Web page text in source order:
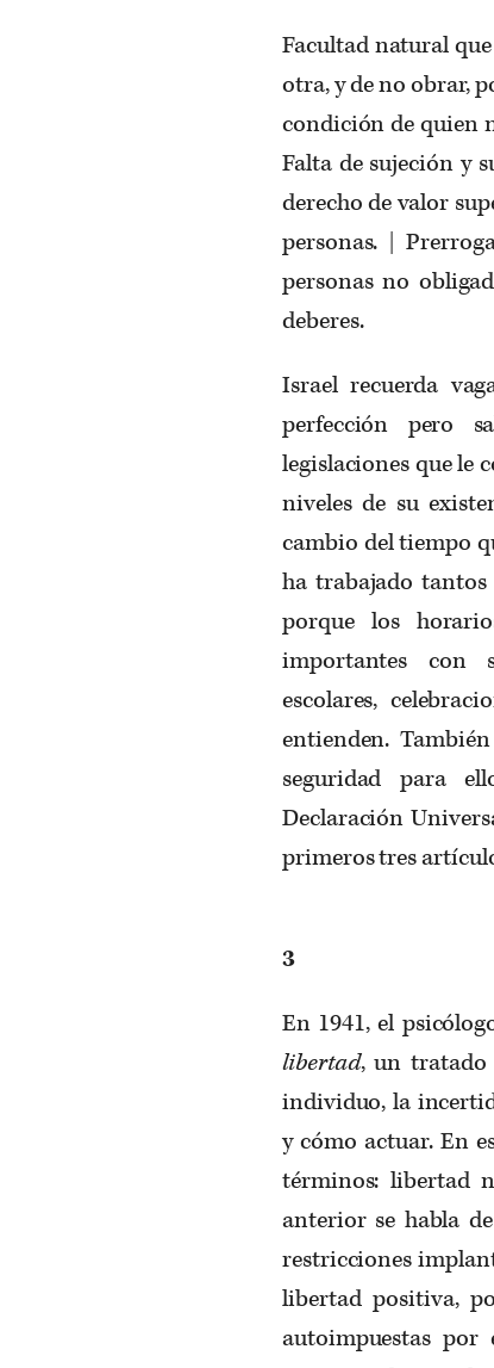
Facultad natural
otra, y de no obrar,
condición de quien
Falta de sujeción y
derecho de valor
personas. |
personas no
deberes.
Israel recuerda
perfección pero
legislaciones que le
niveles de su
cambio del tiempo
ha trabajado tantos
porque los
importantes con
escolares,
entienden.
seguridad para
Declaración
primeros tres
3
En 1941, el
libertad, un tratado
individuo, la
y cómo actuar. En
términos: libertad
anterior se habla
restricciones
libertad positiva,
autoimpuestas